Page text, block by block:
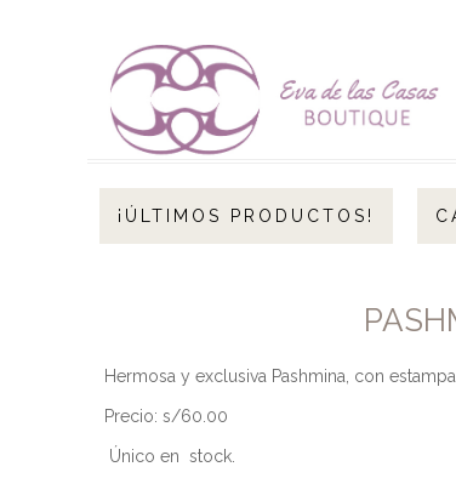
¡ÚLTIMOS PRODUCTOS!
Hermosa y exclusiva Pashmina, con
Precio: s/60.00
Único en stock.